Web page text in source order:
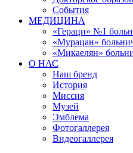
События
МЕДИЦИНА
«Гераци» №1
«Мурацан»
«Микаелян»
О НАС
Наш бренд
История
Миссия
Музей
Эмблема
Фотогаллерея
Видеогаллерея